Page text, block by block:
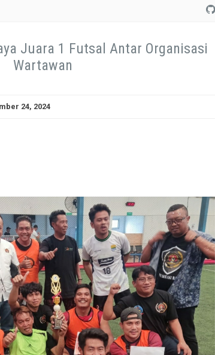
Juara 1 Futsal Antar Organisasi
Wartawan
24, 2024